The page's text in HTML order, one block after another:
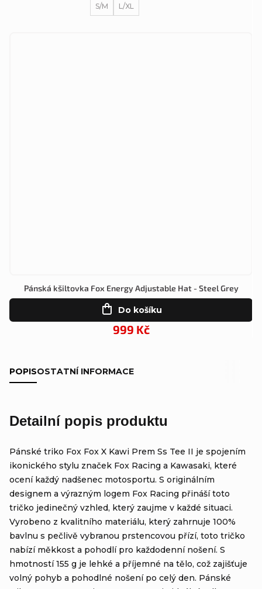
S/M L/XL
Pánská kšiltovka Fox Energy Adjustable Hat - Steel Grey
999 Kč
Do košíku
POPISOSTATNÍ INFORMACE
Detailní popis produktu
Pánské triko Fox Fox X Kawi Prem Ss Tee II je spojením
ikonického stylu značek Fox Racing a Kawasaki, které
ocení každý nadšenec motosportu. S originálním
designem a výrazným logem Fox Racing přináší toto
tričko jedinečný vzhled, který zaujme v každé situaci.
Vyrobeno z kvalitního materiálu, který zahrnuje 100%
bavlnu s pečlivě vybranou prstencovou přízí, toto tričko
nabízí měkkost a pohodlí pro každodenní nošení. S
hmotností 155 g je lehké a příjemné na tělo, což zajišťuje
volný pohyb a pohodlné nošení po celý den. Pánské